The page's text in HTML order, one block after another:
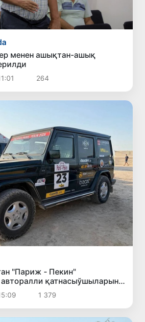
менен ашықтан-ашық
264
"Париж - Пекин"
қатнасыўшыларын
1 379